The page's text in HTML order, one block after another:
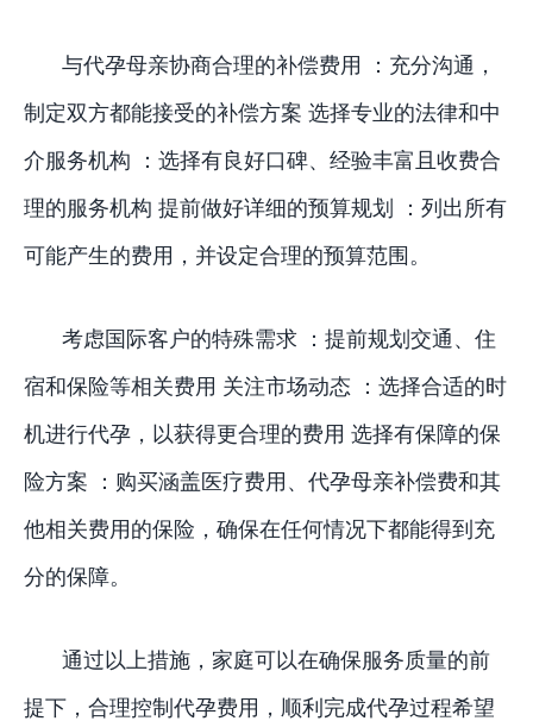
与代孕母亲协商合理的补偿费用 ：充分沟通，
制定双方都能接受的补偿方案 选择专业的法律和中
介服务机构 ：选择有良好口碑、经验丰富且收费合
理的服务机构 提前做好详细的预算规划 ：列出所有
可能产生的费用，并设定合理的预算范围。
考虑国际客户的特殊需求 ：提前规划交通、住
宿和保险等相关费用 关注市场动态 ：选择合适的时
机进行代孕，以获得更合理的费用 选择有保障的保
险方案 ：购买涵盖医疗费用、代孕母亲补偿费和其
他相关费用的保险，确保在任何情况下都能得到充
分的保障。
通过以上措施，家庭可以在确保服务质量的前
提下，合理控制代孕费用，顺利完成代孕过程希望